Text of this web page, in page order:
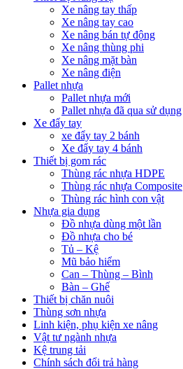
Xe nâng tay thấp
Xe nâng tay cao
Xe nâng bán tự động
Xe nâng thùng phi
Xe nâng mặt bàn
Xe nâng điện
Pallet nhựa
Pallet nhựa mới
Pallet nhựa đã qua sử dụng
Xe đẩy tay
xe đẩy tay 2 bánh
Xe đẩy tay 4 bánh
Thiết bị gom rác
Thùng rác nhựa HDPE
Thùng rác nhựa Composite
Thùng rác hình con vật
Nhựa gia dụng
Đồ nhựa dùng một lần
Đồ nhựa cho bé
Tủ – Kệ
Mũ bảo hiểm
Can – Thùng – Bình
Bàn – Ghế
Thiết bị chăn nuôi
Thùng sơn nhựa
Linh kiện, phụ kiện xe nâng
Vật tư ngành nhựa
Kệ trung tải
Chính sách đổi trả hàng